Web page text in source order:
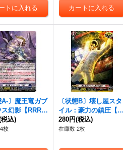
A-〕魔王竜ガブ
ス幻影【RRR】
005}《ダー
ツ》
税込)
枚
〔状態B〕壊し屋スタ
イル：豪力の鎮圧【E
XC】{DZ-BT14/EX39}
《ドラゴンエンパイ
280円(税込)
在庫数 2枚